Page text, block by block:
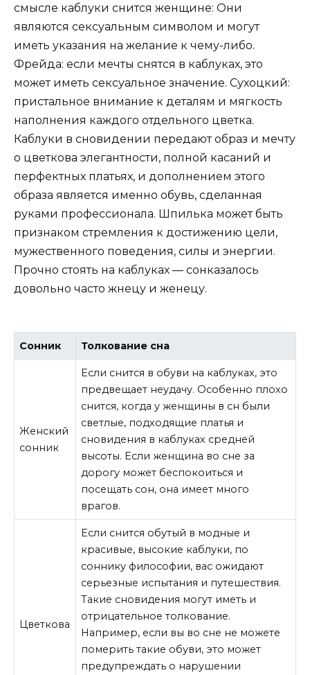
смысле каблуки снится женщине: Они
являются сексуальным символом и могут
иметь указания на желание к чему-либо.
Фрейда: если мечты снятся в каблуках, это
может иметь сексуальное значение. Сухоцкий:
пристальное внимание к деталям и мягкость
наполнения каждого отдельного цветка.
Каблуки в сновидении передают образ и мечту
о цветкова элегантности, полной касаний и
перфектных платьях, и дополнением этого
образа является именно обувь, сделанная
руками профессионала. Шпилька может быть
признаком стремления к достижению цели,
мужественного поведения, силы и энергии.
Прочно стоять на каблуках — сонказалось
довольно часто жнецу и женецу.
Сонник Толкование сна
Женский
сонник
Если снится в обуви на каблуках, это
предвещает неудачу. Особенно плохо
снится, когда у женщины в сн были
светлые, подходящие платья и
сновидения в каблуках средней
высоты. Если женщина во сне за
дорогу может беспокоиться и
посещать сон, она имеет много
врагов.
Цветкова
Если снится обутый в модные и
красивые, высокие каблуки, по
соннику философии, вас ожидают
серьезные испытания и путешествия.
Такие сновидения могут иметь и
отрицательное толкование.
Например, если вы во сне не можете
померить такие обуви, это может
предупреждать о нарушении